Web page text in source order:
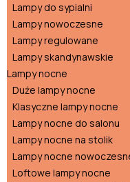
Lampy do sypialni
Lampy nowoczesne
Lampy regulowane
Lampy skandynawskie
Lampy nocne
Duże lampy nocne
Klasyczne lampy nocne
Lampy nocne do salonu
Lampy nocne na stolik
Lampy nocne
Loftowe lampy nocne